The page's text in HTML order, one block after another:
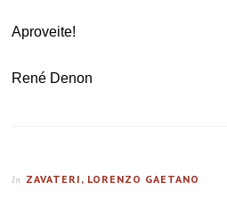
Aproveite!
René Denon
In ZAVATERI, LORENZO GAETANO